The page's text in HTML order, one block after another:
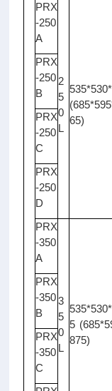
PRX
-250
A
2
5
0
L
65)
PRX
-250
B
PRX
-250
C
PRX
-250
D
PRX
-350
A
3
5
0
L
5
875)
PRX
-350
B
PRX
-350
C